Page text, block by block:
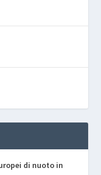
di nuoto in